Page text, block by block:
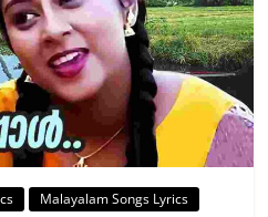
Malayalam Songs Lyrics